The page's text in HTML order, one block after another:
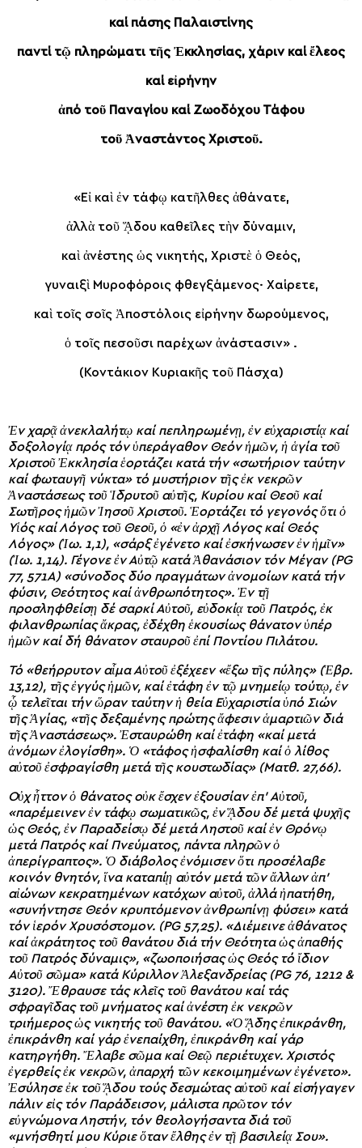
καί πάσης Παλαιστίνης
παντί τῷ πληρώματι τῆς Ἐκκλησίας, χάριν καί ἔλεος
καί εἰρήνην
ἀπό τοῦ Παναγίου καί Ζωοδόχου Τάφου
τοῦ Ἀναστάντος Χριστοῦ.
«Εἰ καὶ ἐν τάφῳ κατῆλθες ἀθάνατε,
ἀλλὰ τοῦ ᾍδου καθεῖλες τὴν δύναμιν,
καὶ ἀνέστης ὡς νικητής, Χριστὲ ὁ Θεός,
γυναιξὶ Μυροφόροις φθεγξάμενος· Χαίρετε,
καὶ τοῖς σοῖς Ἀποστόλοις εἰρήνην δωρούμενος,
ὁ τοῖς πεσοῦσι παρέχων ἀνάστασιν» .
(Κοντάκιον Κυριακῆς τοῦ Πάσχα)
Ἐν χαρᾷ ἀνεκλαλήτῳ καί πεπληρωμένῃ, ἐν εὐχαριστίᾳ καί
δοξολογίᾳ πρός τόν ὑπεράγαθον Θεόν ἡμῶν, ἡ ἁγία τοῦ
Χριστοῦ Ἐκκλησία ἑορτάζει κατά τήν «σωτήριον ταύτην
καί φωταυγῆ νύκτα» τό μυστήριον τῆς ἐκ νεκρῶν
Ἀναστάσεως τοῦ Ἱδρυτοῦ αὐτῆς, Κυρίου καί Θεοῦ καί
Σωτῆρος ἡμῶν Ἰησοῦ Χριστοῦ. Ἑορτάζει τό γεγονός ὅτι ὁ
Υἱός καί Λόγος τοῦ Θεοῦ, ὁ «ἐν ἀρχῇ Λόγος καί Θεός
Λόγος» (Ἰω. 1,1), «σάρξ ἐγένετο καί ἐσκήνωσεν ἐν ἡμῖν»
(Ἰω. 1,14). Γέγονε ἐν Αὐτῷ κατά Ἀθανάσιον τόν Μέγαν (PG
77, 571Α) «σύνοδος δύο πραγμάτων ἀνομοίων κατά τήν
φύσιν, Θεότητος καί ἀνθρωπότητος». Ἐν τῇ
προσληφθείσῃ δέ σαρκί Αὐτοῦ, εὐδοκίᾳ τοῦ Πατρός, ἐκ
φιλανθρωπίας ἄκρας, ἐδέχθη ἑκουσίως θάνατον ὑπέρ
ἡμῶν καί δή θάνατον σταυροῦ ἐπί Ποντίου Πιλάτου.
Τό «θεήρρυτον αἷμα Αὐτοῦ ἐξέχεεν «ἔξω τῆς πύλης» (Ἑβρ.
13,12), τῆς ἐγγύς ἡμῶν, καί ἐτάφη ἐν τῷ μνημείῳ τούτῳ, ἐν
ᾧ τελεῖται τήν ὥραν ταύτην ἡ θεία Εὐχαριστία ὑπό Σιών
τῆς Ἁγίας, «τῆς δεξαμένης πρώτης ἄφεσιν ἁμαρτιῶν διά
τῆς Ἀναστάσεως». Ἐσταυρώθη καί ἐτάφη «καί μετά
ἀνόμων ἐλογίσθη». Ὁ «τάφος ἠσφαλίσθη καί ὁ λίθος
αὐτοῦ ἐσφραγίσθη μετά τῆς κουστωδίας» (Ματθ. 27,66).
Οὐχ ἧττον ὁ θάνατος οὐκ ἔσχεν ἐξουσίαν ἐπ’ Αὐτοῦ,
«παρέμεινεν ἐν τάφῳ σωματικῶς, ἐν ᾍδου δέ μετά ψυχῆς
ὡς Θεός, ἐν Παραδείσῳ δέ μετά Ληστοῦ καί ἐν Θρόνῳ
μετά Πατρός καί Πνεύματος, πάντα πληρῶν ὁ
ἀπερίγραπτος». Ὁ διάβολος ἐνόμισεν ὅτι προσέλαβε
κοινόν θνητόν, ἵνα καταπίῃ αὐτόν μετά τῶν ἄλλων ἀπ’
αἰώνων κεκρατημένων κατόχων αὐτοῦ, ἀλλά ἠπατήθη,
«συνήντησε Θεόν κρυπτόμενον ἀνθρωπίνῃ φύσει» κατά
τόν ἱερόν Χρυσόστομον. (PG 57,25). «Διέμεινε ἀθάνατος
καί ἀκράτητος τοῦ θανάτου διά τήν Θεότητα ὡς ἀπαθής
τοῦ Πατρός δύναμις», «ζωοποιήσας ὡς Θεός τό ἴδιον
Αὐτοῦ σῶμα» κατά Κύριλλον Ἀλεξανδρείας (PG 76, 1212 &
3120). Ἔθραυσε τάς κλεῖς τοῦ θανάτου καί τάς
σφραγῖδας τοῦ μνήματος καί ἀνέστη ἐκ νεκρῶν
τριήμερος ὡς νικητής τοῦ θανάτου. «Ὁ ᾍδης ἐπικράνθη,
ἐπικράνθη καί γάρ ἐνεπαίχθη, ἐπικράνθη καί γάρ
κατηργήθη. Ἔλαβε σῶμα καί Θεῷ περιέτυχεν. Χριστός
ἐγερθείς ἐκ νεκρῶν, ἀπαρχή τῶν κεκοιμημένων ἐγένετο».
Ἐσύλησε ἐκ τοῦ ᾍδου τούς δεσμώτας αὐτοῦ καί εἰσήγαγεν
πάλιν εἰς τόν Παράδεισον, μάλιστα πρῶτον τόν
εὐγνώμονα Ληστήν, τόν θεολογήσαντα διά τοῦ
«μνήσθητί μου Κύριε ὅταν ἔλθης ἐν τῇ βασιλείᾳ Σου».